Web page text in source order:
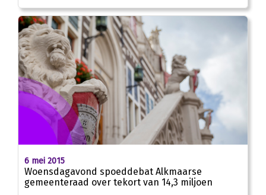
6 mei 2015
Woensdagavond spoeddebat Alkmaarse
gemeenteraad over tekort van 14,3 miljoen